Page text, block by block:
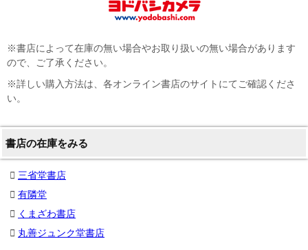
※書店によって在庫の無い場合やお取り扱いの無い場合があります
ので、ご了承ください。
※詳しい購入方法は、各オンライン書店のサイトにてご確認くださ
い。
書店の在庫をみる
三省堂書店
有隣堂
くまざわ書店
丸善ジュンク堂書店